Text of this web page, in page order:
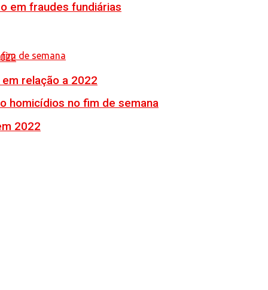
em fraudes fundiárias
homicídios no fim de semana
relação a 2022
2022